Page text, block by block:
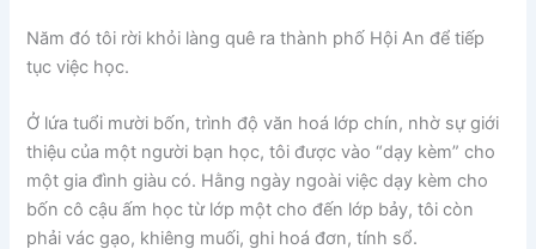
Năm đó tôi rời khỏi làng quê ra thành phố Hội An để tiếp
tục việc học.
Ở lứa tuổi mười bốn, trình độ văn hoá lớp chín, nhờ sự giới
thiệu của một người bạn học, tôi được vào “dạy kèm” cho
một gia đình giàu có. Hằng ngày ngoài việc dạy kèm cho
bốn cô cậu ấm học từ lớp một cho đến lớp bảy, tôi còn
phải vác gạo, khiêng muối, ghi hoá đơn, tính sổ.